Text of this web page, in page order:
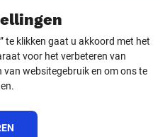
te klikken gaat u akkoord met het
voor het verbeteren van
websitegebruik en om ons te
LinkedIn
TikTok